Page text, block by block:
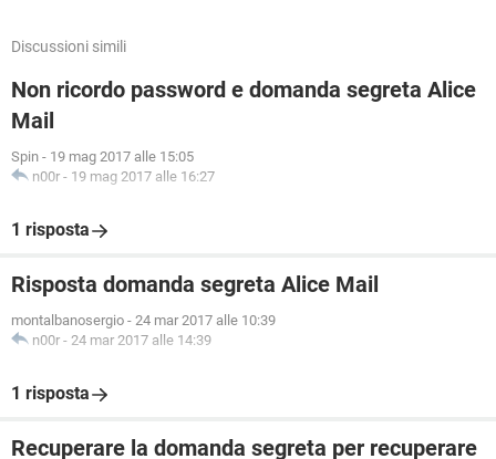
Discussioni simili
Non ricordo password e domanda segreta Alice
Mail
Spin - 19 mag 2017 alle 15:05
n00r - 19 mag 2017 alle 16:27
1 risposta
Risposta domanda segreta Alice Mail
montalbanosergio - 24 mar 2017 alle 10:39
n00r - 24 mar 2017 alle 14:39
1 risposta
Recuperare la domanda segreta per recuperare